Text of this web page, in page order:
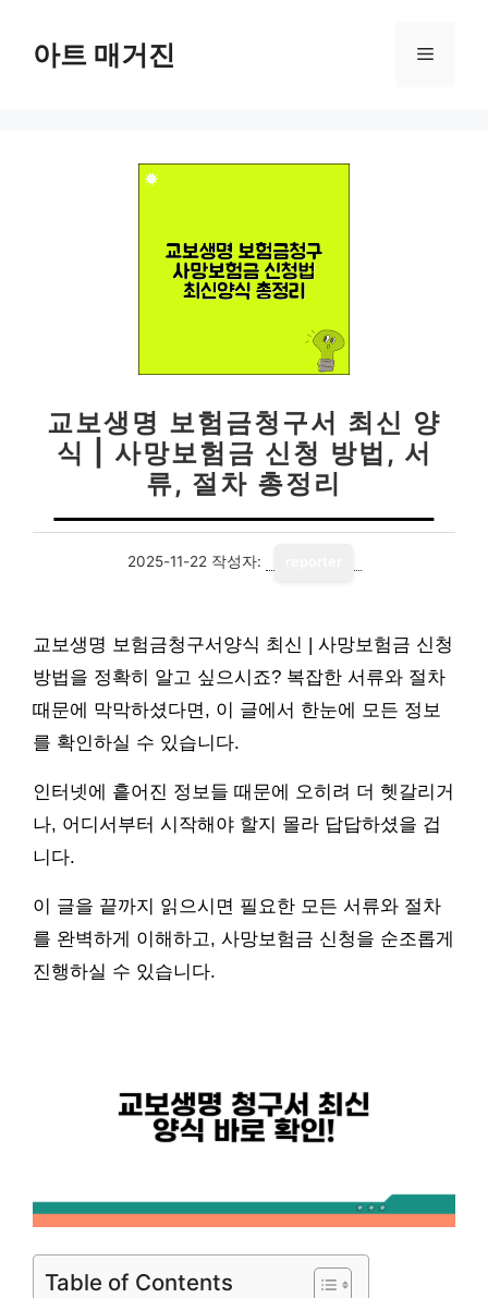
아트 매거진 메
교보생명 보험금청구서 최신 양
식 | 사망보험금 신청 방법, 서
류, 절차 총정리
2025-11-22 작성자:
교보생명 보험금청구서양식 최신 | 사망보험금 신청
방법을 정확히 알고 싶으시죠? 복잡한 서류와 절차
때문에 막막하셨다면, 이 글에서 한눈에 모든 정보
를 확인하실 수 있습니다.
인터넷에 흩어진 정보들 때문에 오히려 더 헷갈리거
나, 어디서부터 시작해야 할지 몰라 답답하셨을 겁
니다.
이 글을 끝까지 읽으시면 필요한 모든 서류와 절차
를 완벽하게 이해하고, 사망보험금 신청을 순조롭게
진행하실 수 있습니다.
Table of Contents